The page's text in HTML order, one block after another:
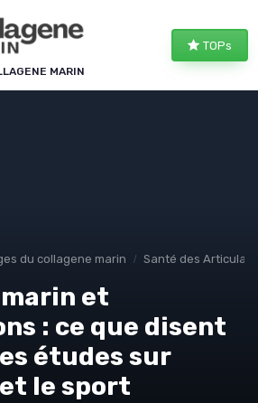
MARIN
TOPs
du collagene marin Santé des
et
: ce que disent
études sur
le sport